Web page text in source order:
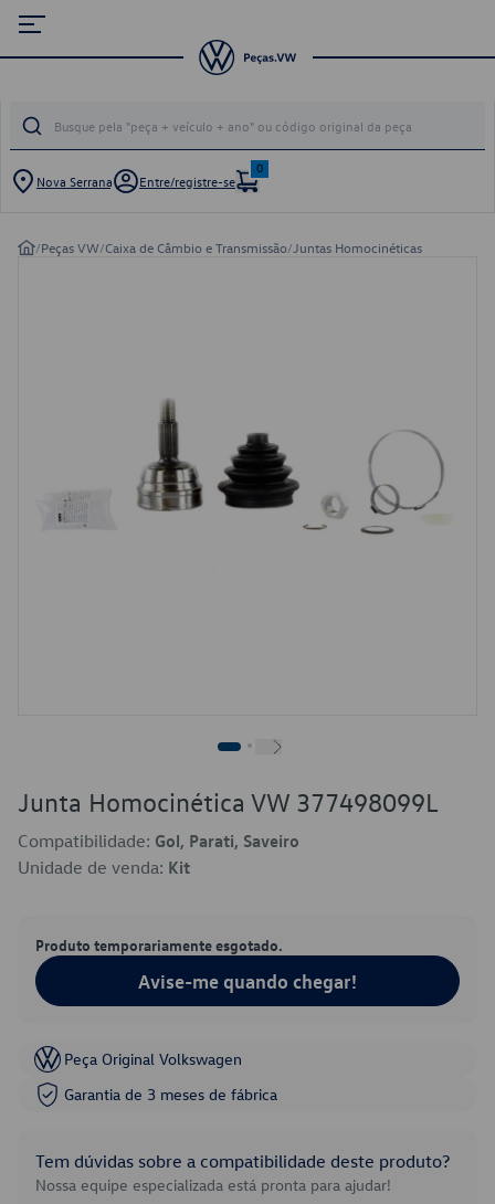
Nova Serrana Entre/registre-se
0
/Peças VW/Caixa de Câmbio e Transmissão/ Juntas Homocinéticas
Junta Homocinética VW 377498099L
Compatibilidade: Gol, Parati, Saveiro
Unidade de venda: Kit
Produto temporariamente esgotado.
Avise-me quando chegar!
Peça Original Volkswagen
Garantia de 3 meses de fábrica
Tem dúvidas sobre a compatibilidade deste produto?
Nossa equipe especializada está pronta para ajudar!